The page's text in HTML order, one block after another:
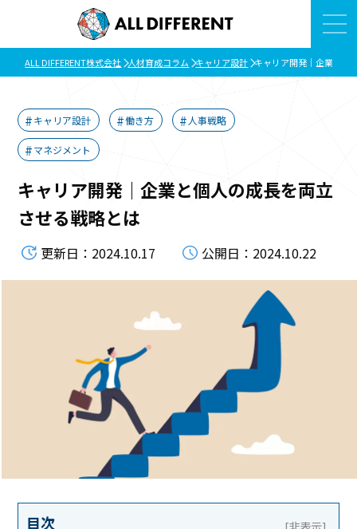
ALL DIFFERENT株式会社 人材育成コラム キャリア設計 キャリア開発｜企業と個
キャリア設計 働き方 人事戦略
マネジメント
キャリア開発｜企業と個人の成長を両立
させる戦略とは
更新日：2024.10.17 公開日：2024.10.22
目次